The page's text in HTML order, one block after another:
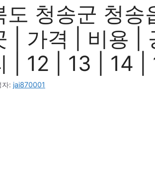
도 청송군 청송
| 가격 | 비용 |
| 12 | 13 | 14 |
자: jai870001